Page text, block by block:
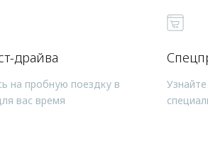
драйва
на пробную поездку в
вас время